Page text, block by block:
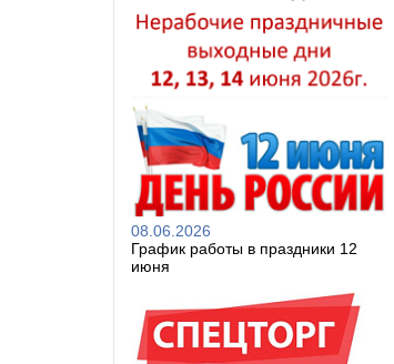
08.06.2026
График работы в праздники 12
июня